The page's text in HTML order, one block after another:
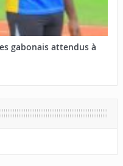
gabonais attendus à